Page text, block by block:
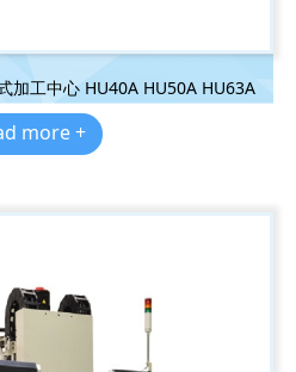
加工中心 HU40A HU50A HU63A
more +